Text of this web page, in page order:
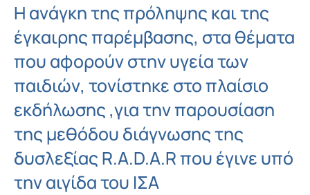
Η ανάγκη της πρόληψης και της
έγκαιρης παρέμβασης, στα θέματα
που αφορούν στην υγεία των
παιδιών, τονίστηκε στο πλαίσιο
εκδήλωσης ,για την παρουσίαση
της μεθόδου διάγνωσης της
δυσλεξίας R.A.D.A.R που έγινε υπό
την αιγίδα του ΙΣΑ